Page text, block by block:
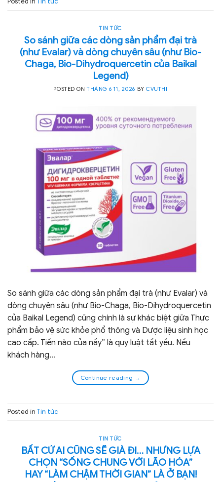
TIN TỨC
So sánh giữa các dòng sản phẩm đại trà
(như Evalar) và dòng chuyên sâu (như Bio-
Chaga, Bio-Dihydroquercetin của Baikal
Legend)
POSTED ONTHÁNG 6 11, 2026 BYCVUTHI
So sánh giữa các dòng sản phẩm đại trà (như Evalar) và
dòng chuyên sâu (như Bio-Chaga, Bio-Dihydroquercetin
của Baikal Legend) cũng chính là sự khác biệt giữa Thực
phẩm bảo vệ sức khỏe phổ thông và Dược liệu sinh học
cao cấp. Tiền nào của nấy” là quy luật tất yếu. Nếu
khách hàng…
Continue reading →
Posted in Tin tức
TIN TỨC
BẤT CỨ AI CŨNG SẼ GIÀ ĐI… NHƯNG LỰA
CHỌN “SỐNG CHUNG VỚI LÃO HÓA”
HAY “LÀM CHẬM THỜI GIAN” LÀ Ở BẠN!